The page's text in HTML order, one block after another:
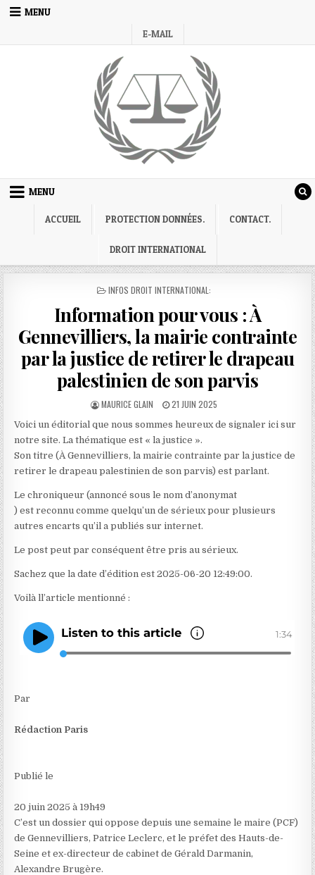
Skip
MENU
E-MAIL
MENU
ACCUEIL PROTECTION DONNÉES. CONTACT.
DROIT INTERNATIONAL
POSTED
INFOS DROIT INTERNATIONAL:
Information pour vous : À
Gennevilliers, la mairie contrainte
par la justice de retirer le drapeau
palestinien de son parvis
AUTHOR:
MAURICE GLAIN
PUBLISHED
21 JUIN 2025
Voici un éditorial que nous sommes heureux de signaler ici sur
notre site. La thématique est « la justice ».
Son titre (À Gennevilliers, la mairie contrainte par la justice de
retirer le drapeau palestinien de son parvis) est parlant.
Le chroniqueur (annoncé sous le nom d’anonymat
) est reconnu comme quelqu’un de sérieux pour plusieurs
autres encarts qu’il a publiés sur internet.
Le post peut par conséquent être pris au sérieux.
Sachez que la date d’édition est 2025-06-20 12:49:00.
Voilà ll’article mentionné :
Par
Rédaction Paris
Publié le
20 juin 2025 à 19h49
C’est un dossier qui oppose depuis une semaine le maire (PCF)
de Gennevilliers, Patrice Leclerc, et le préfet des Hauts-de-
Seine et ex-directeur de cabinet de Gérald Darmanin,
Alexandre Brugère.